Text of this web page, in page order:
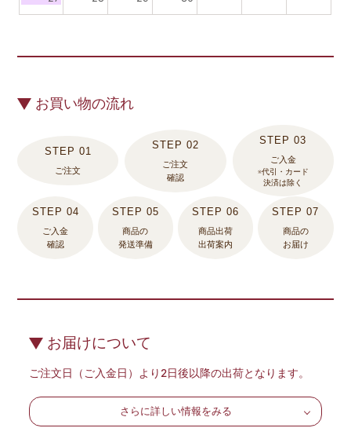
お買い物の流れ
ご注文
ご注文
確認
ご入金
※代引・カード
決済は除く
ご入金
確認
商品の
発送準備
商品出荷
出荷案内
商品の
お届け
お届けについて
ご注文日（ご入金日）より2日後以降の出荷となります。
さらに詳しい情報をみる